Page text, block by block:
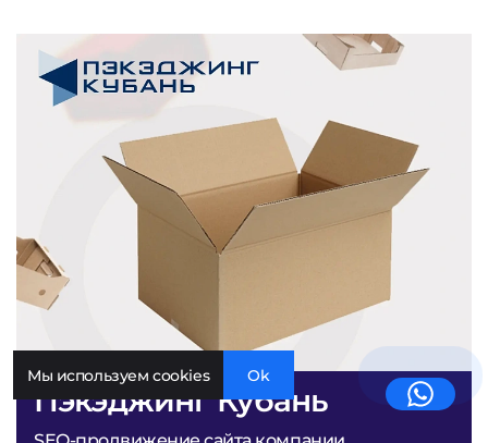
Пэкэджинг Кубань
Мы используем cookies Ok